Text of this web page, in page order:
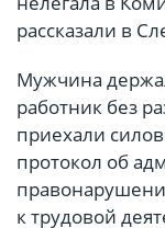
рассказали в
Мужчина
работник без
приехали
протокол об
к трудовой